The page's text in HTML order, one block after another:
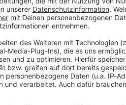
Agentur die Echtheit eines
des Komponisten.
«Münchner Merkur» und «tz»
Töchter Giulia und Alana weiter,
«Wir blicken mit
auf Nachfrage die Echtheit
des Komponisten sollte es